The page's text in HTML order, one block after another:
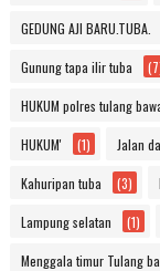
GEDUNG AJI BARU.TUBA.
Gunung tapa ilir tuba
HUKUM polres tulang
HUKUM' (1) Jalan
Kahuripan tuba (3)
Lampung selatan (1)
Menggala timur Tulang